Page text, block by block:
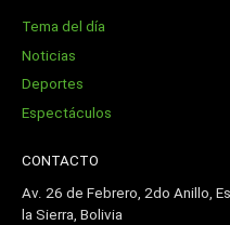
Tema del día
Noticias
Deportes
Espectáculos
CONTACTO
Av. 26 de Febrero, 2do Anillo,
la Sierra, Bolivia